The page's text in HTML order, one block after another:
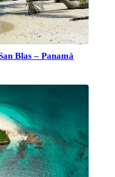
Blas – Panamá